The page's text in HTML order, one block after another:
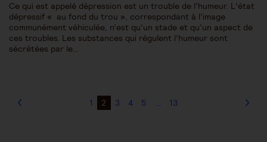
Ce qui est appelé dépression est un trouble de l’humeur. L’état
dépressif « au fond du trou », correspondant à l’image
communément véhiculée, n’est qu‘un stade et qu‘un aspect de
ces troubles. Les substances qui régulent l’humeur sont
sécrétées par le…
1 2 3 4 5 … 13